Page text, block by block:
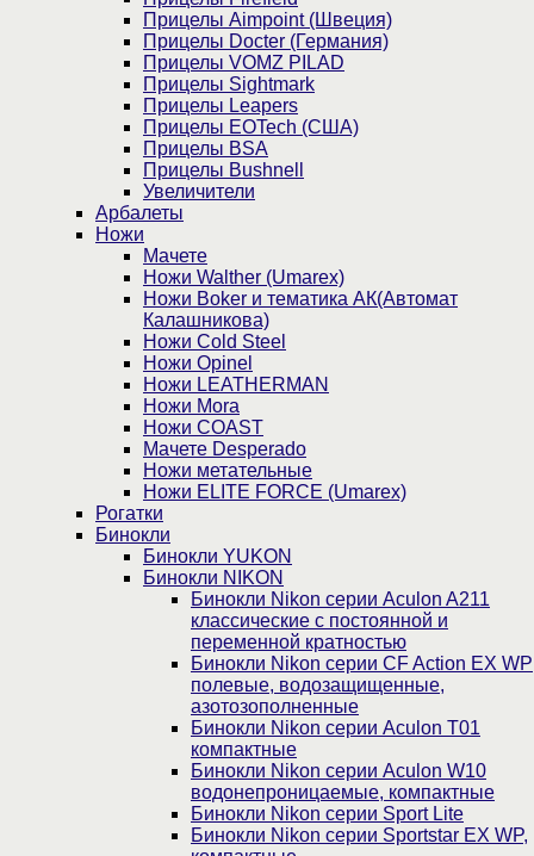
Прицелы Aimpoint (Швеция)
Прицелы Docter (Германия)
Прицелы VOMZ PILAD
Прицелы Sightmark
Прицелы Leapers
Прицелы EOTech (США)
Прицелы BSA
Прицелы Bushnell
Увеличители
Арбалеты
Ножи
Мачете
Ножи Walther (Umarex)
Ножи Boker и тематика АК(Автомат
Калашникова)
Ножи Cold Steel
Ножи Opinel
Ножи LEATHERMAN
Ножи Mora
Ножи COAST
Мачете Desperado
Ножи метательные
Ножи ELITE FORCE (Umarex)
Рогатки
Бинокли
Бинокли YUKON
Бинокли NIKON
Бинокли Nikon серии Aculon A211
классические с постоянной и
переменной кратностью
Бинокли Nikon серии СF Action EX WP
полевые, водозащищенные,
азотозополненные
Бинокли Nikon серии Aculon T01
компактные
Бинокли Nikon серии Aculon W10
водонепроницаемые, компактные
Бинокли Nikon серии Sport Lite
Бинокли Nikon серии Sportstar EX WP,